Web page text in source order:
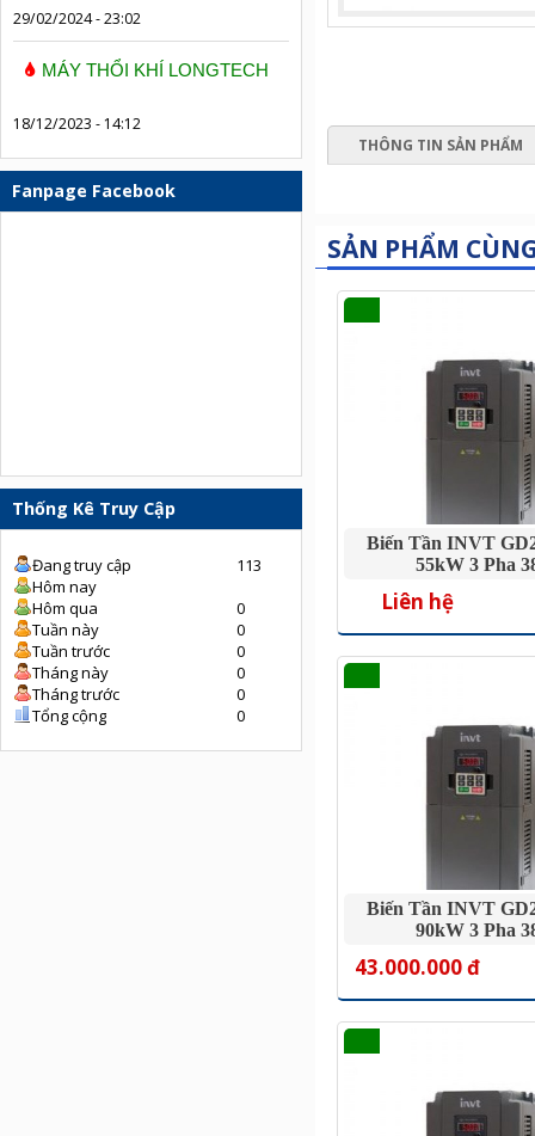
29/02/2024 - 23:02
MÁY THỔI KHÍ LONGTECH
18/12/2023 - 14:12
Fanpage Facebook
Thống Kê Truy Cập
Đang truy cập
113
Hôm nay
Hôm qua
0
Tuần này
0
Tuần trước
0
Tháng này
0
Tháng trước
0
Tổng cộng
0
THÔNG TIN SẢN PHẨM
SẢN PHẨM
Biến Tần INVT
55kW 3 Pha
Liên hệ
Biến Tần INVT
90kW 3 Pha
43.000.000 đ